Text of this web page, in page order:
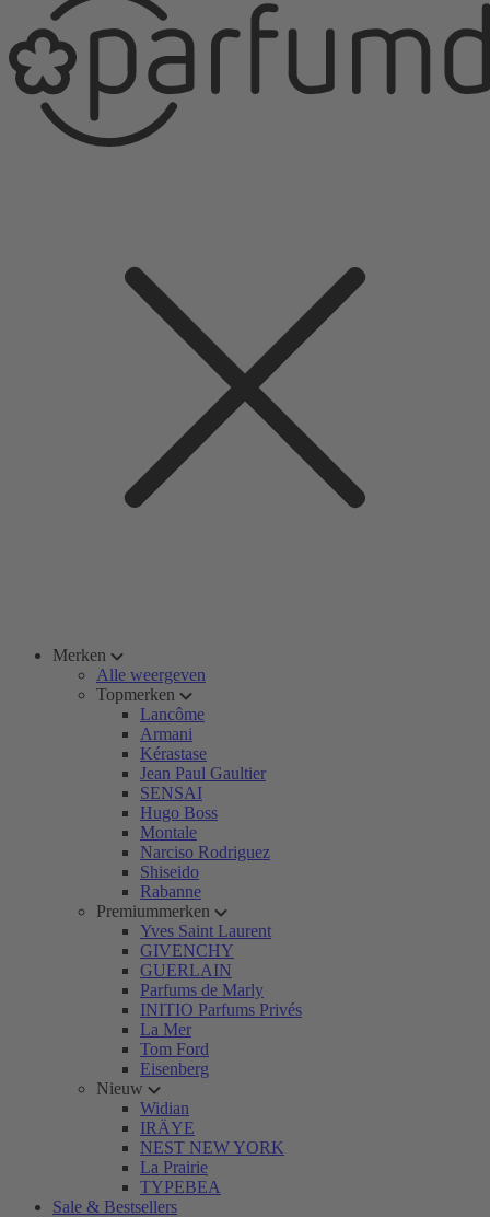
Merken
Alle weergeven
Topmerken
Lancôme
Armani
Kérastase
Jean Paul Gaultier
SENSAI
Hugo Boss
Montale
Narciso Rodriguez
Shiseido
Rabanne
Premiummerken
Yves Saint Laurent
GIVENCHY
GUERLAIN
Parfums de Marly
INITIO Parfums Privés
La Mer
Tom Ford
Eisenberg
Nieuw
Widian
IRÄYE
NEST NEW YORK
La Prairie
TYPEBEA
Sale & Bestsellers